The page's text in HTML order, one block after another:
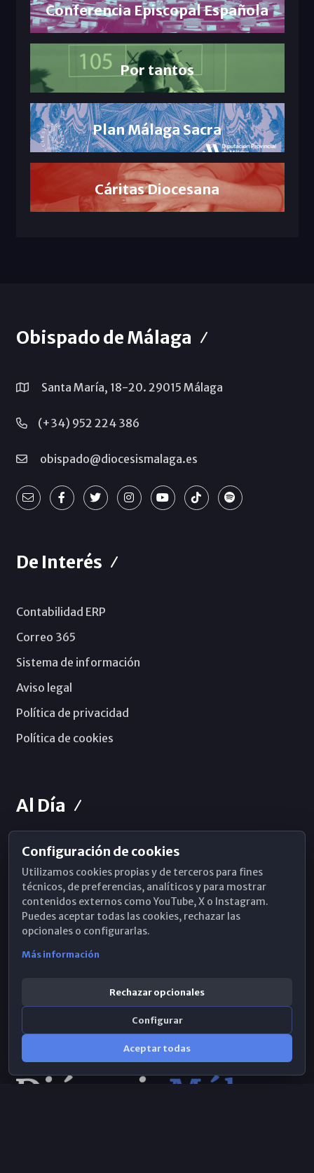
Conferencia Episcopal Española
Por tantos
Plan Málaga Sacra
Cáritas Diocesana
Obispado de Málaga
Santa María, 18-20. 29015 Málaga
(+34) 952 224 386
obispado@diocesismalaga.es
De Interés
Contabilidad ERP
Correo 365
Sistema de información
Aviso legal
Política de privacidad
Política de cookies
Al Día
Horarios de Misa
Hemeroteca
WhatsApp
Configuración de cookies
Utilizamos cookies propias y de terceros para fines
técnicos, de preferencias, analíticos y para mostrar
contenidos externos como YouTube, X o Instagram.
Puedes aceptar todas las cookies, rechazar las
opcionales o configurarlas.
Más información
Rechazar opcionales
Configurar
Aceptar todas